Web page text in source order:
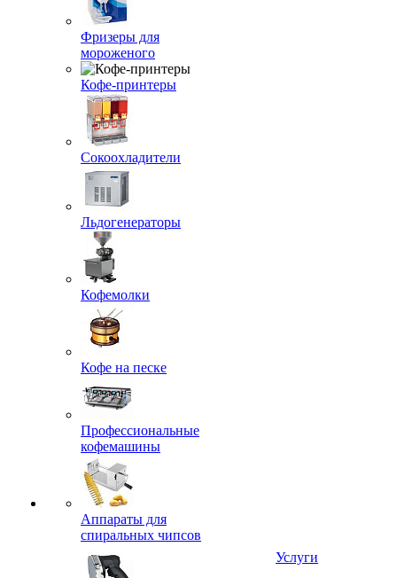
Фризеры для
мороженого
Кофе-принтеры
Сокоохладители
Льдогенераторы
Кофемолки
Кофе на песке
Профессиональные
кофемашины
Аппараты для
спиральных чипсов
Услуги